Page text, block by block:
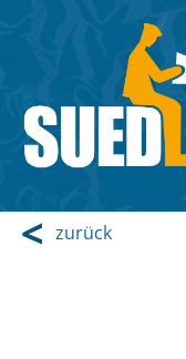
zurück